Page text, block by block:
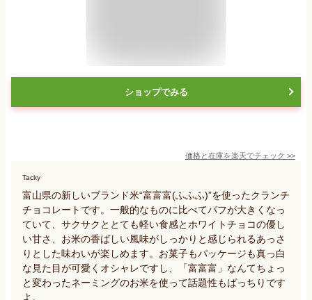
ショップでみる
価格と在庫を楽天でチェック >>
Tacky
富山県の新しいブランド米“富富富(ふふふ)”を使ったクランチ
チョコレートです。一般的なものに比べてパフが大きくなっ
ていて、サクサクととても軽い食感とホワイトチョコの優し
い甘さ、お米の香ばしい風味がしっかりと感じられるあっさ
りとした味わいが楽しめます。お菓子もパッケージも真っ白
な見た目が可愛くオシャレですし、「富富富」なんてちょっ
と変わったネーミングのお米を使って話題性もばっちりです
よ。